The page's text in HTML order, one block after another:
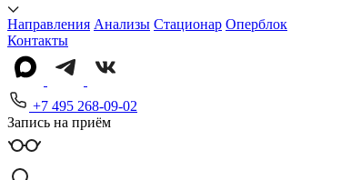
Направления Анализы Стационар Оперблок
Контакты
+7 495 268-09-02
Запись на приём